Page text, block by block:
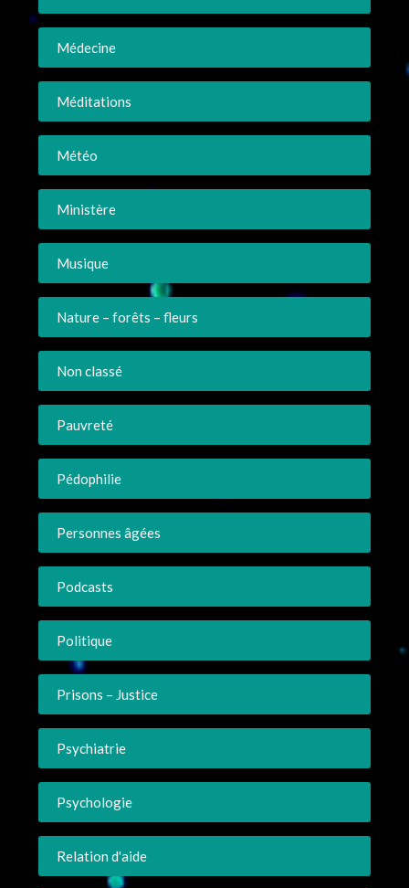
Médecine
Méditations
Météo
Ministère
Musique
Nature – forêts – fleurs
Non classé
Pauvreté
Pédophilie
Personnes âgées
Podcasts
Politique
Prisons – Justice
Psychiatrie
Psychologie
Relation d'aide